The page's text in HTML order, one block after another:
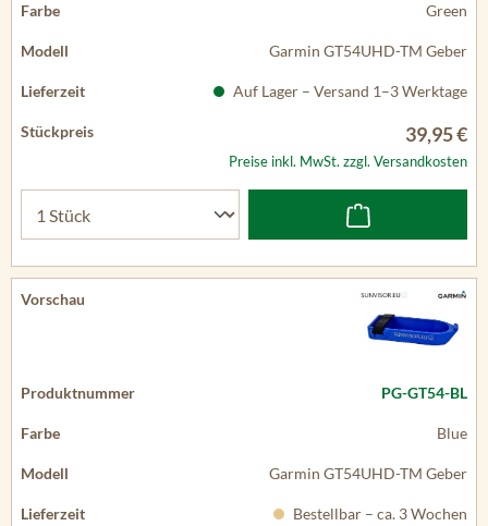
Green
Garmin GT54UHD-TM Geber
Auf Lager – Versand 1–3 Werktage
39,95 €
Preise inkl. MwSt. zzgl. Versandkosten
PG-GT54-BL
Blue
Garmin GT54UHD-TM Geber
Bestellbar – ca. 3 Wochen